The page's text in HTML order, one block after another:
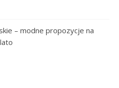
– modne propozycje na